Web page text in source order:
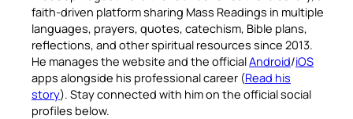
faith-driven platform sharing Mass Readings in multiple
languages, prayers, quotes, catechism, Bible plans,
reflections, and other spiritual resources since 2013.
He manages the website and the officialAndroid/iOS
apps alongside his professional career (Read his
story). Stay connected with him on the official social
profiles below.